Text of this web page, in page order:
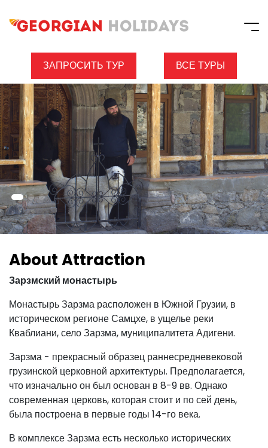
ЗАПРОСИТЬ ТУР ВСЕ ТУРЫ
About Attraction
Зарзмский монастырь
Монастырь Зарзма расположен в Южной Грузии, в
историческом регионе Самцхе, в ущелье реки
Кваблиани, село Зарзма, муниципалитета Адигени.
Зарзма - прекрасный образец раннесредневековой
грузинской церковной архитектуры. Предполагается,
что изначально он был основан в 8-9 вв. Однако
современная церковь, которая стоит и по сей день,
была построена в первые годы 14-го века.
В комплексе Зарзма есть несколько исторических